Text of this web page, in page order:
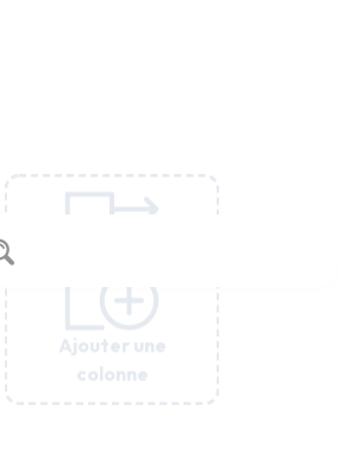
Ajouter une
colonne
Ajouter une
colonne
Ajouter une
colonne
Ajouter une
colonne
Ajouter une
colonne